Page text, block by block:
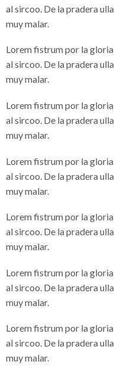
al sircoo. De la pradera
muy malar.
Lorem fistrum por la
al sircoo. De la pradera
muy malar.
Lorem fistrum por la
al sircoo. De la pradera
muy malar.
Lorem fistrum por la
al sircoo. De la pradera
muy malar.
Lorem fistrum por la
al sircoo. De la pradera
muy malar.
Lorem fistrum por la
al sircoo. De la pradera
muy malar.
Lorem fistrum por la
al sircoo. De la pradera
muy malar.